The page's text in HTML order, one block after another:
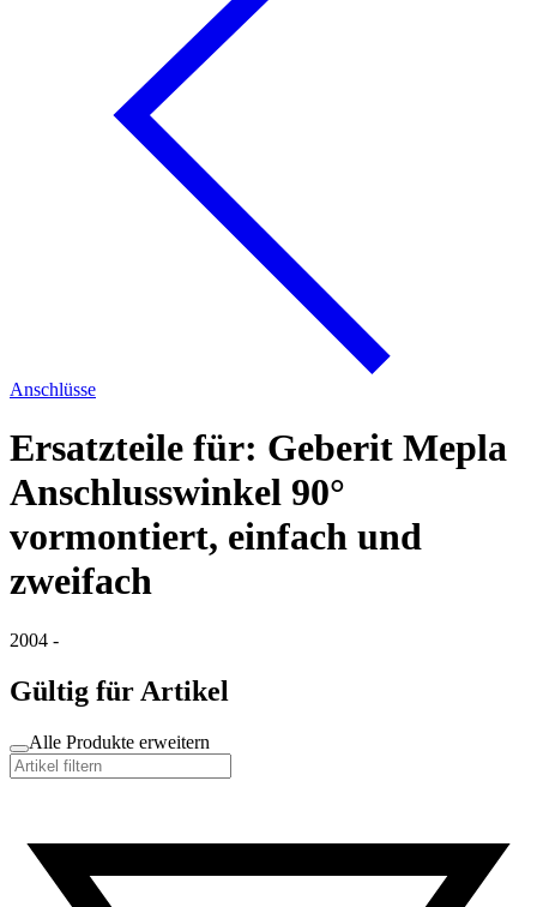
Anschlüsse
Ersatzteile für: Geberit Mepla
Anschlusswinkel 90°
vormontiert, einfach und
zweifach
2004 -
Gültig für Artikel
Alle Produkte erweitern